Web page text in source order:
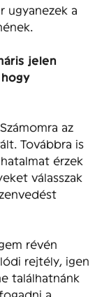
ugyanezek a
jelen
az
Továbbra is
érzek
válasszak
révén
rejtély, igen
találhatnánk
a